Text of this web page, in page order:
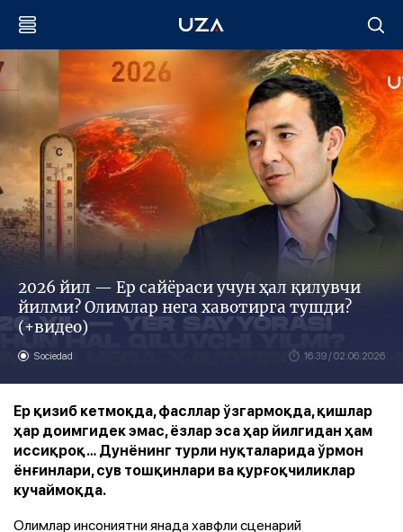
2026 йил — Ер сайёраси учун ҳал қилувчи
йилми? Олимлар нега хавотирга тушди?
(+видео)
Sociedad 16:39 / 02.06.2026
Ер қизиб кетмоқда, фасллар ўзгармоқда, қишлар
ҳар доимгидек эмас, ёзлар эса ҳар йилгидан ҳам
иссиқроқ… Дунёнинг турли нуқталарида ўрмон
ёнғинлари, сув тошқинлари ва қурғоқчиликлар
кучаймоқда.
Олимлар инсониятни янада хавфли сценарий